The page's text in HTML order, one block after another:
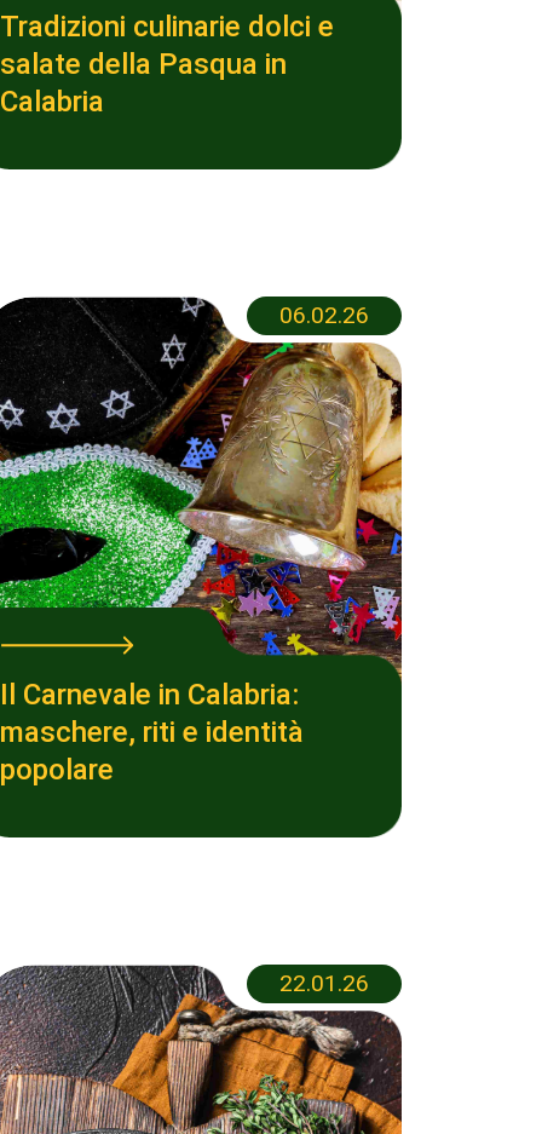
Tradizioni culinarie dolci e
salate della Pasqua in
Calabria
Il Carnevale in Calabria:
maschere, riti e identità
popolare
06.02.26
22.01.26